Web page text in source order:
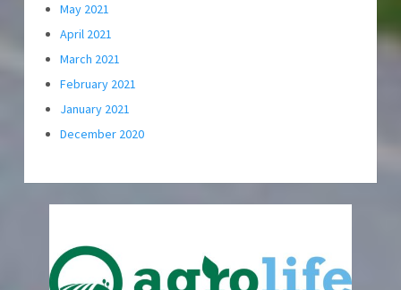
May 2021
April 2021
March 2021
February 2021
January 2021
December 2020